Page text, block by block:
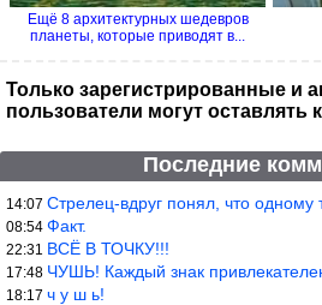
Ещё 8 архитектурных шедевров
планеты, которые приводят в...
Только зарегистрированные и
пользователи могут оставлять
Последние
14:07 Стрелец-вдруг понял, что одному
08:54 Факт.
22:31 ВСЁ В ТОЧКУ!!!
17:48 ЧУШЬ! Каждый знак привлекателен! И
18:17 ч у ш ь!